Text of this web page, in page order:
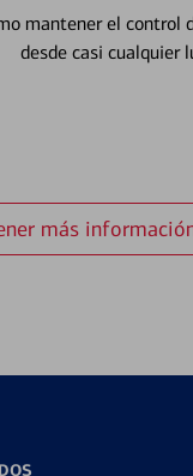
mantener el control
desde casi cualquier
más